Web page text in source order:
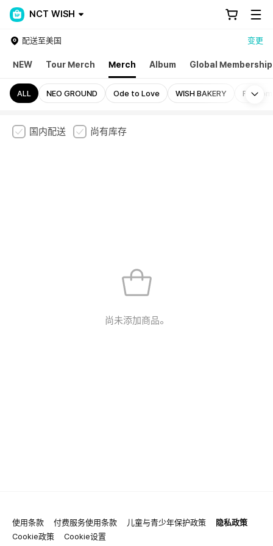
NCT WISH
配送至美国 变更
NEW Tour Merch Merch Album Global Membership
ALL NEO GROUND Ode to Love WISH BAKERY
国内配送 尚有库存
尚未添加商品。
使用条款 付费服务使用条款 儿童与青少年保护政策
隐私政策
Cookie政策
Cookie设置